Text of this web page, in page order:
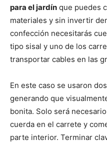
para el jardín que puedes
materiales y sin invertir
confección necesitarás
tipo sisal y uno de los
transportar cables en las
En este caso se usaron
generando que
bonita. Solo será
cuerda en el carrete y
parte interior. Terminar